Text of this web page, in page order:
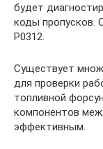
будет
коды пропусков.
P0312.
Существует
для проверки
топливной
компонентов
эффективным.